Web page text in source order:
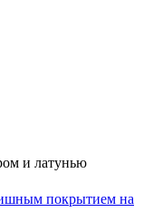
и латунью